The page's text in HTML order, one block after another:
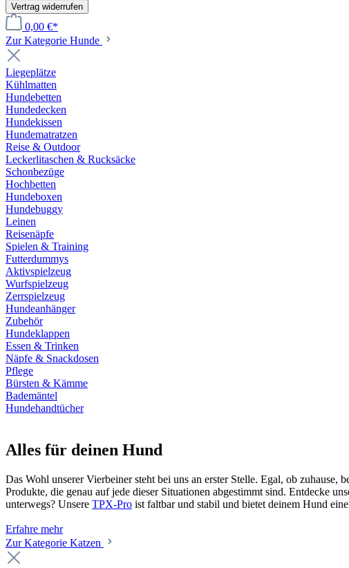
Vertrag widerrufen
0,00 €*
Zur Kategorie Hunde
Liegeplätze
Kühlmatten
Hundebetten
Hundedecken
Hundekissen
Hundematratzen
Reise & Outdoor
Leckerlitaschen & Rucksäcke
Schonbezüge
Hochbetten
Hundeboxen
Hundebuggy
Leinen
Reisenäpfe
Spielen & Training
Futterdummys
Aktivspielzeug
Wurfspielzeug
Zerrspielzeug
Hundeanhänger
Zubehör
Hundeklappen
Essen & Trinken
Näpfe & Snackdosen
Pflege
Bürsten & Kämme
Bademäntel
Hundehandtücher
Alles für deinen Hund
Das Wohl unserer Vierbeiner steht bei uns an erster Stelle. Egal, ob
Produkte, die genau auf jede dieser Situationen abgestimmt sind. Entdecke
unterwegs? Unsere TPX-Pro ist faltbar und stabil und bietet deinem Hund
Erfahre mehr
Zur Kategorie Katzen